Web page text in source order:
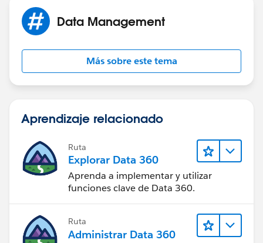
Data Management
Más sobre este tema
Aprendizaje relacionado
Ruta
Explorar Data 360
Aprenda a implementar y utilizar
funciones clave de Data 360.
Ruta
Administrar Data 360